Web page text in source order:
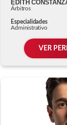
EDITH
Árbitros
Especialidades
Administrativo
VER